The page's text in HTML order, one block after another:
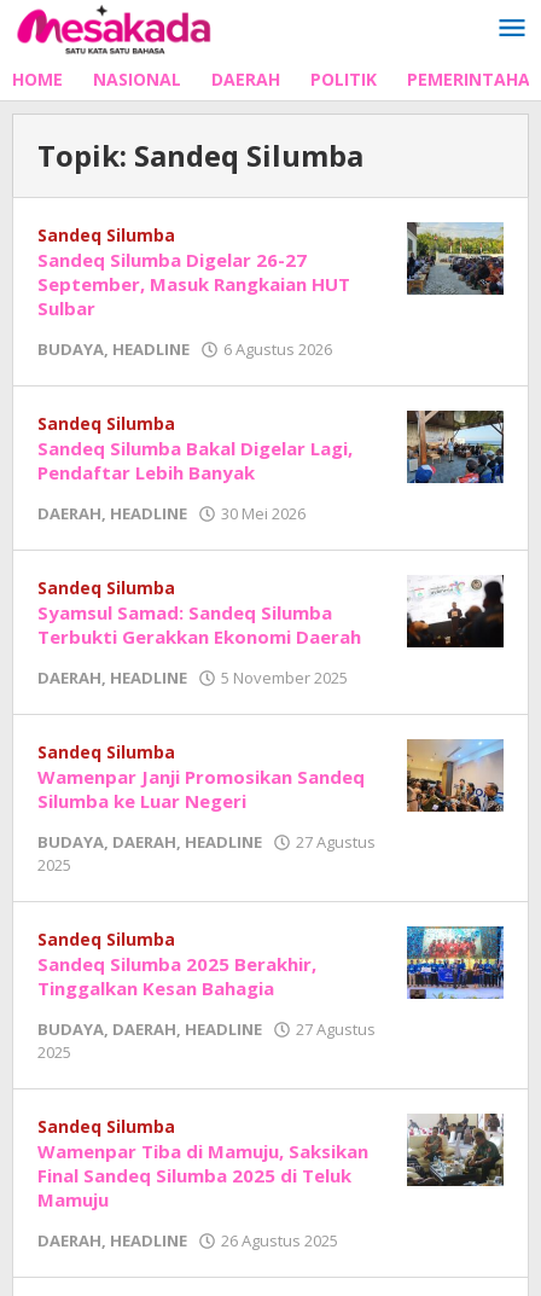
Lewati
ke
HOME NASIONAL DAERAH POLITIK
Topik: Sandeq Silumba
Sandeq Silumba
Sandeq Silumba Digelar 26-27
September, Masuk Rangkaian HUT
Sulbar
BUDAYA, HEADLINE 6 Agustus 2026
Junaedi
Sandeq Silumba
Sandeq Silumba Bakal Digelar Lagi,
Pendaftar Lebih Banyak
DAERAH, HEADLINE 30 Mei 2026
Junaedi
Sandeq Silumba
Syamsul Samad: Sandeq Silumba
Terbukti Gerakkan Ekonomi Daerah
DAERAH, HEADLINE 5 November 2025
Junaedi
Sholat
Sandeq Silumba
Wamenpar Janji Promosikan Sandeq
Silumba ke Luar Negeri
BUDAYA, DAERAH, HEADLINE
27 Agustus
2025
Junaedi
Sholat
Sandeq Silumba
Sandeq Silumba 2025 Berakhir,
Tinggalkan Kesan Bahagia
BUDAYA, DAERAH, HEADLINE
27 Agustus
2025
Junaedi
Sholat
Sandeq Silumba
Wamenpar Tiba di Mamuju, Saksikan
Final Sandeq Silumba 2025 di Teluk
Mamuju
DAERAH, HEADLINE 26 Agustus 2025
Junaedi